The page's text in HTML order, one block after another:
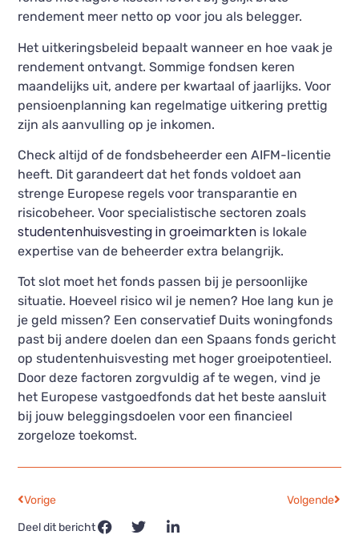
rendement meer netto op voor jou als belegger.
Het uitkeringsbeleid bepaalt wanneer en hoe vaak je
rendement ontvangt. Sommige fondsen keren
maandelijks uit, andere per kwartaal of jaarlijks. Voor
pensioenplanning kan regelmatige uitkering prettig
zijn als aanvulling op je inkomen.
Check altijd of de fondsbeheerder een AIFM-licentie
heeft. Dit garandeert dat het fonds voldoet aan
strenge Europese regels voor transparantie en
risicobeheer. Voor specialistische sectoren zoals
studentenhuisvesting in groeimarkten is lokale
expertise van de beheerder extra belangrijk.
Tot slot moet het fonds passen bij je persoonlijke
situatie. Hoeveel risico wil je nemen? Hoe lang kun je
je geld missen? Een conservatief Duits woningfonds
past bij andere doelen dan een Spaans fonds gericht
op studentenhuisvesting met hoger groeipotentieel.
Door deze factoren zorgvuldig af te wegen, vind je
het Europese vastgoedfonds dat het beste aansluit
bij jouw beleggingsdoelen voor een financieel
zorgeloze toekomst.
Vorige Volgende
Deel dit bericht